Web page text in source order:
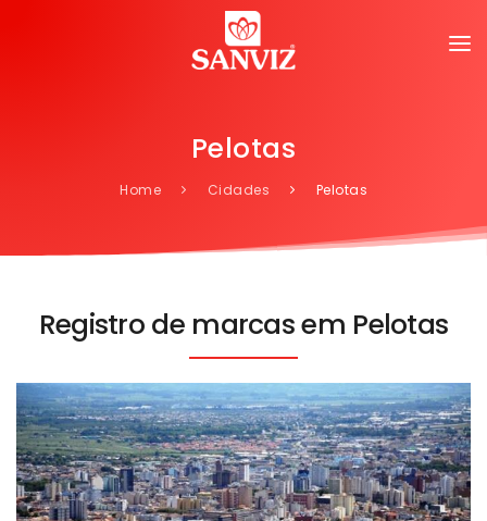
Pelotas
Home Cidades Pelotas
Registro de marcas em Pelotas